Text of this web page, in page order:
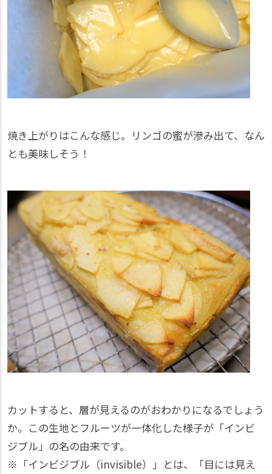
焼き上がりはこんな感じ。リンゴの蜜が滲み出て、なん
とも美味しそう！
カットすると、層が見えるのがおわかりになるでしょう
か。この生地とフルーツが一体化した様子が「インビ
ジブル」の名の由来です。
※「インビジブル（invisible）」とは、「目には見え